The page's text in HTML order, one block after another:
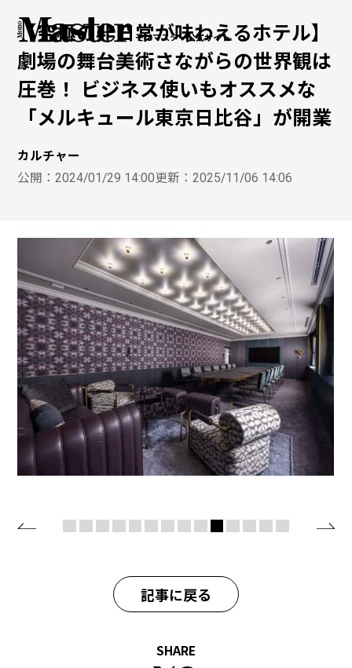
モノマスター公式サイト
【究極の非日常が味わえるホテル】
劇場の舞台美術さながらの世界観は
圧巻！ ビジネス使いもオススメな
「メルキュール東京日比谷」が開業
カルチャー
公開：2024/01/29 14:00更新：2025/11/06 14:06
記事に戻る
SHARE